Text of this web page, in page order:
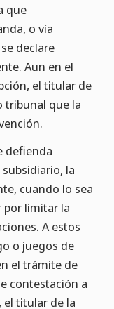
que
o vía
declare
Aun en el
el titular de
tribunal que la
defienda
la
cuando lo sea
por limitar la
A estos
o juegos de
el trámite de
contestación a
el titular de la